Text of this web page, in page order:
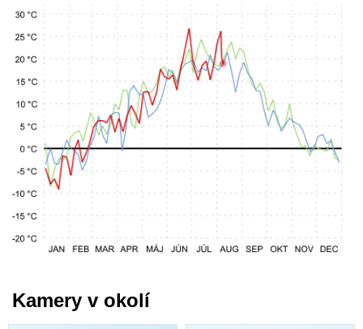
Kamery v okolí